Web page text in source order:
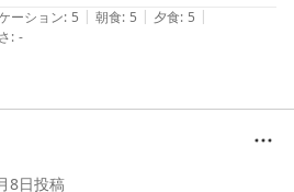
二度入ったのですが、
おり、お宿の気遣いを感じました。
した。
控えめプランでも大満足です。
く和牛のほか、刺身やもずくなどの海鮮
ているものは蕎麦、他にご飯やデザート
ーション: 5 | 朝食: 5 | 夕食: 5 |
: -
8日投稿